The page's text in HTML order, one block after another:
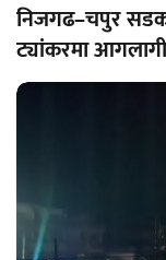
निजगढ–चपुर
ट्यांकरमा आगलागी